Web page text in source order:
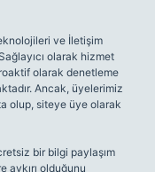
ve İletişim
olarak hizmet
olarak denetleme
Ancak, üyelerimiz
olup, siteye üye olarak
bir bilgi paylaşım
aykırı olduğunu